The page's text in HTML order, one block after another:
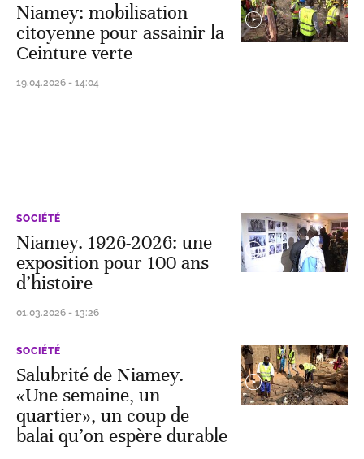
Niamey: mobilisation
citoyenne pour assainir la
Ceinture verte
19.04.2026 - 14:04
SOCIÉTÉ
Niamey. 1926-2026: une
exposition pour 100 ans
d’histoire
01.03.2026 - 13:26
SOCIÉTÉ
Salubrité de Niamey.
«Une semaine, un
quartier», un coup de
balai qu’on espère durable